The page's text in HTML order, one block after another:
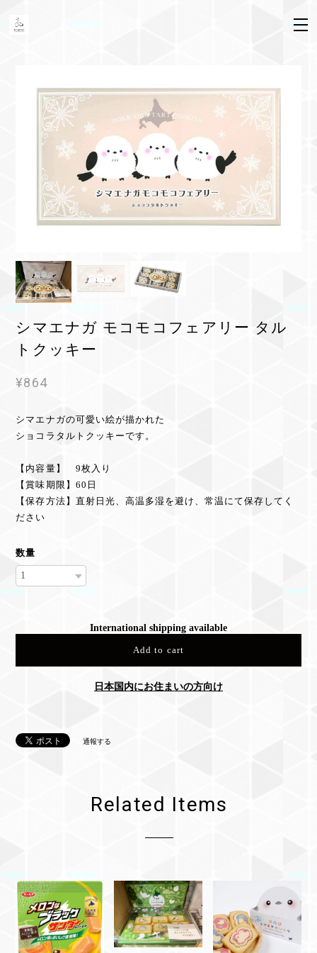
シマエナガ モコモコフェアリー タル
トクッキー
¥864
シマエナガの可愛い絵が描かれた
ショコラタルトクッキーです。
【内容量】 9枚入り
【賞味期限】60日
【保存方法】直射日光、高温多湿を避け、常温にて保存してく
ださい
数量
International shipping available
Add to cart
日本国内にお住まいの方向け
通報する
Related Items